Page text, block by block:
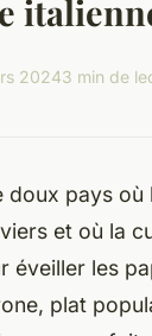
20243 min de
doux pays où
et où la
éveiller les
plat